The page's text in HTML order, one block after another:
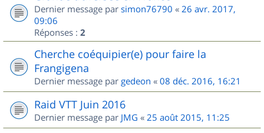
Dernier message par simon76790 « 26 avr. 2017,
09:06
Réponses : 2
Cherche coéquipier(e) pour faire la
Frangigena
Dernier message par gedeon « 08 déc. 2016, 16:21
Raid VTT Juin 2016
Dernier message par JMG « 25 août 2015, 11:25